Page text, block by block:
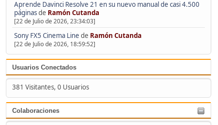
Aprende Davinci Resolve 21 en su nuevo manual de casi 4.500
páginasde Ramón Cutanda
[22 de Julio de 2026, 23:34:03]
Sony FX5 Cinema Line de Ramón Cutanda
[22 de Julio de 2026, 18:59:52]
Usuarios Conectados
381 Visitantes, 0 Usuarios
Colaboraciones